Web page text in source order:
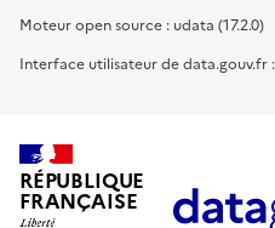
Moteur open source : udata (17.2.0)
Interface utilisateur de data.gouv.fr
RÉPUBLIQUE
FRANÇAISE